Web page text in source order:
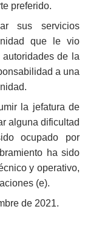
preferido.
sus servicios
que le vio
de la
a una
la jefatura de
alguna dificultad
ocupado por
ha sido
y operativo,
(e).
de 2021.